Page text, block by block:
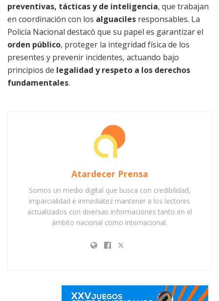
preventivas, tácticas y de inteligencia, que trabajan
en coordinación con los alguaciles responsables. La
Policía Nacional destacó que su papel es garantizar el
orden público, proteger la integridad física de los
presentes y prevenir incidentes, actuando bajo
principios de legalidad y respeto a los derechos
fundamentales.
Atardecer Prensa
Somos un medio digital que busca con credibilidad,
imparcialidad e inmediatez mantener a los lectores
actualizados con diversas informaciones tanto en el
ámbito nacional como internacional.